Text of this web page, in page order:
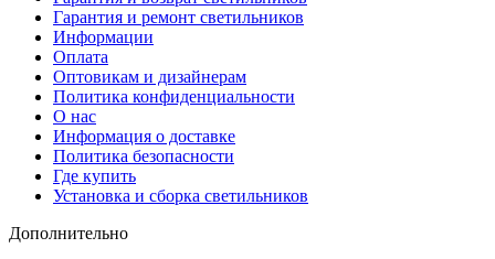
Гарантия и ремонт светильников
Информации
Оплата
Оптовикам и дизайнерам
Политика конфиденциальности
О нас
Информация о доставке
Политика безопасности
Где купить
Установка и сборка светильников
Дополнительно